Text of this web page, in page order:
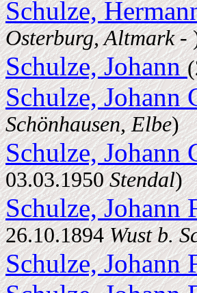
Schulze,
Osterburg, Altmark-
Schulze, Johann
Schulze, Johann
Schönhausen, Elbe)
Schulze,
03.03.1950Stendal)
Schulze, Johann
26.10.1894Wust b.
Schulze, Johann